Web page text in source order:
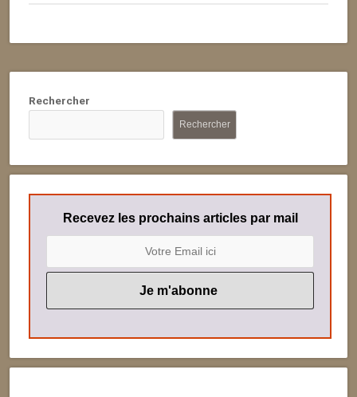
Rechercher
Rechercher
Recevez les prochains articles par mail